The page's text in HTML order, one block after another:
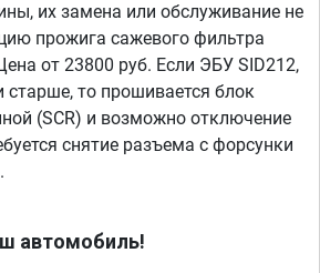
их замена или обслуживание не
прожига сажевого фильтра
от 23800 руб. Если ЭБУ SID212,
старше, то прошивается блок
(SCR) и возможно отключение
снятие разъема с форсунки
автомобиль!